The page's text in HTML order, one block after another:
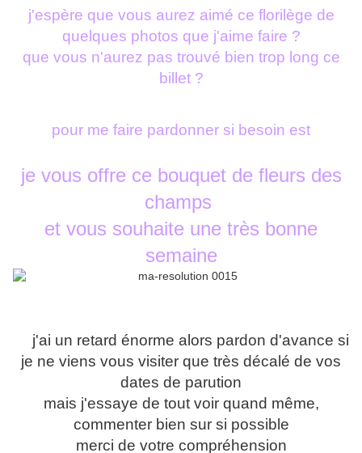
j'espère que vous aurez aimé ce florilège de
quelques photos que j'aime faire ?
que vous n'aurez pas trouvé bien trop long ce
billet ?
pour me faire pardonner si besoin est
je vous offre ce bouquet de fleurs des
champs
et vous souhaite une très bonne
semaine
j'ai un retard énorme alors pardon d'avance si
je ne viens vous visiter que très décalé de vos
dates de parution
mais j'essaye de tout voir quand même,
commenter bien sur si possible
merci de votre compréhension